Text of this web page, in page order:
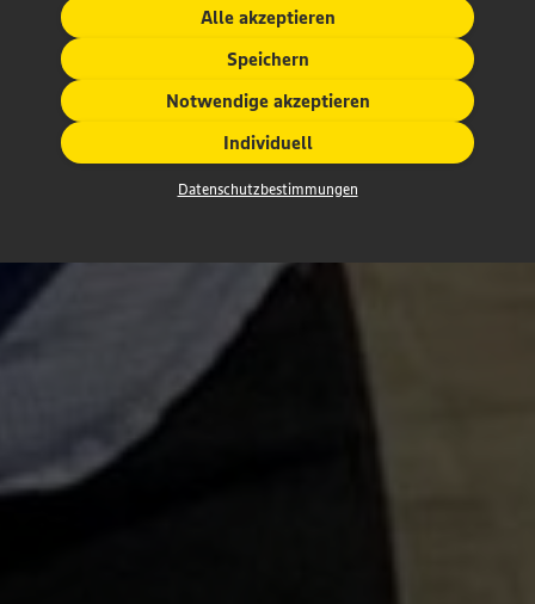
Alle akzeptieren
Speichern
Notwendige akzeptieren
Individuell
Datenschutzbestimmungen